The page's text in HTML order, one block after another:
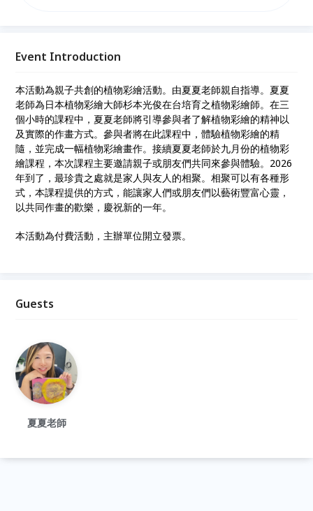
親子同樂的最佳新年禮物。歡迎想了解與體驗植物彩繪
Event Introduction
本活動為親子共創的植物彩繪活動。由夏夏老師親自指導。夏夏
老師為日本植物彩繪大師杉本光俊在台培育之植物彩繪師。在三
個小時的課程中，夏夏老師將引導參與者了解植物彩繪的精神以
及實際的作畫方式。參與者將在此課程中，體驗植物彩繪的精
隨，並完成一幅植物彩繪畫作。接續夏夏老師於九月份的植物彩
繪課程，本次課程主要邀請親子或朋友們共同來參與體驗。2026
年到了，最珍貴之處就是家人與友人的相聚。相聚可以有各種形
式，本課程提供的方式，能讓家人們或朋友們以藝術豐富心靈，
以共同作畫的歡樂，慶祝新的一年。
本活動為付費活動，主辦單位開立發票。
Guests
夏夏老師